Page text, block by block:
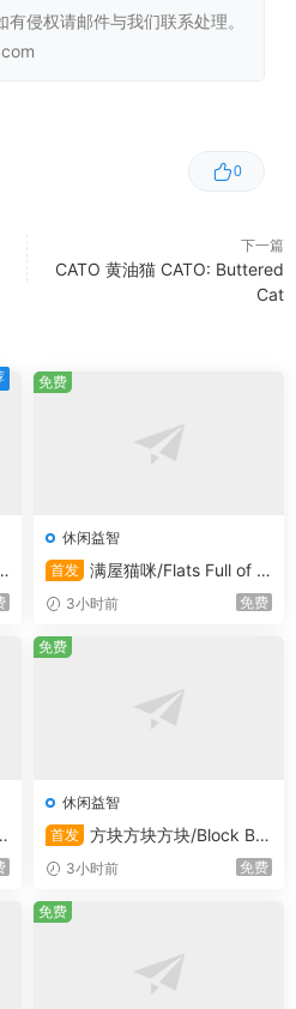
的绩效总结，提供详细反馈和
你可以了解自己的工作表现，
高自己的安检技能。
高你的效率和能力。通过升
安检设备和技能，更好地应对
机制设计得非常有趣，让你在
的安检工作流程，增加了游戏
日常物品到潜在威胁：
，从常见的日常用品到潜在的
游戏充满趣味性：游戏中会出
事件，如突发的安全威胁、乘
警惕。
助你了解自己的工作表现，不
系统非常深入，你可以通过它
详细信息，发现潜在的安全隐
中，确保无数乘客的安全。你
侵权请邮件与我们联系处理。
0
下一篇
CATO 黄油猫 CATO: Buttered
Cat
休闲益智
首发 满屋猫咪/Flats Full of C
ats3小时前 免费
免费
休闲益智
首发 方块方块方块/Block Blo
ck Block
3小时前 免费
免费
免费